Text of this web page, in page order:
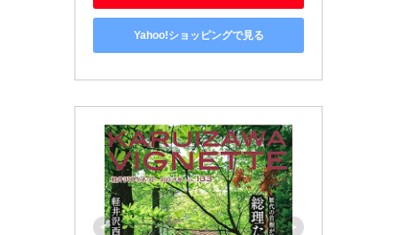
Yahoo!ショッピングで見る